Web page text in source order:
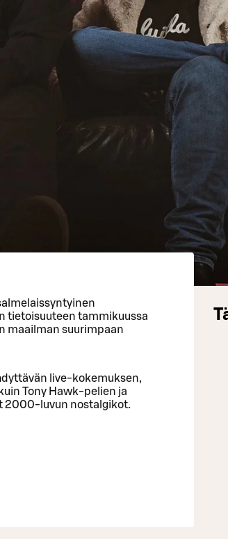
tietoisuuteen tammikuussa
maailman suurimpaan
live-kokemuksen,
Tony Hawk-pelien ja
2000-luvun nostalgikot.